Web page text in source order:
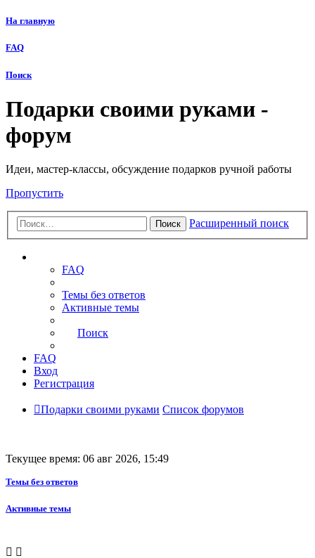
На главную
FAQ
Поиск
Подарки своими руками -
форум
Идеи, мастер-классы, обсуждение подарков ручной работы
Пропустить
Поиск Расширенный поиск
FAQ
Темы без ответов
Активные темы
Поиск
FAQ
Вход
Регистрация
Подарки своими руками Список форумов
Текущее время: 06 авг 2026, 15:49
Темы без ответов
Активные темы